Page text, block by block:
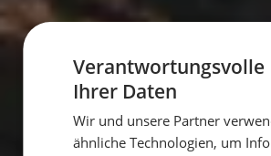
Verantwortungsvolle
Ihrer Daten
Wir und unsere Partner
ähnliche Technologien, um